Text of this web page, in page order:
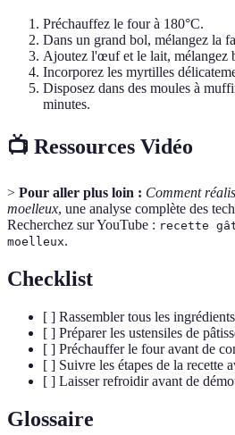
Préchauffez le four à 180°C.
Dans un grand bol, mélangez la
Ajoutez l'œuf et le lait, mélangez
Incorporez les myrtilles
Disposez dans des moules à
minutes.
📺 Ressources Vidéo
> Pour aller plus loin : Comment
moelleux, une analyse complète des
Recherchez sur YouTube : recette
moelleux.
Checklist
[ ] Rassembler tous les
[ ] Préparer les ustensiles de
[ ] Préchauffer le four avant de
[ ] Suivre les étapes de la recette
[ ] Laisser refroidir avant de
Glossaire